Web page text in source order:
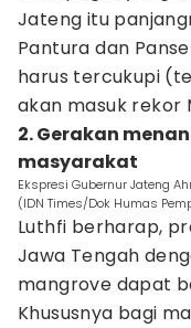
Jateng itu
Pantura dan
harus tercukupi
akan masuk rekor
2. Gerakan
masyarakat
Ekspresi Gubernur Jateng
(IDN Times/Dok Humas
Luthfi berharap,
Jawa Tengah
mangrove dapat
Khususnya bagi